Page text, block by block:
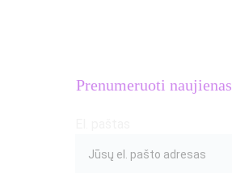
Prenumeruoti naujienas